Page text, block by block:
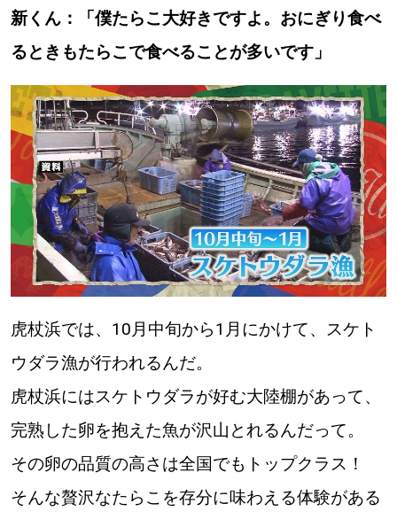
新くん：「僕たらこ大好きですよ。おにぎり食べ
るときもたらこで食べることが多いです」
虎杖浜では、10月中旬から1月にかけて、スケト
ウダラ漁が行われるんだ。
虎杖浜にはスケトウダラが好む大陸棚があって、
完熟した卵を抱えた魚が沢山とれるんだって。
その卵の品質の高さは全国でもトップクラス！
そんな贅沢なたらこを存分に味わえる体験がある